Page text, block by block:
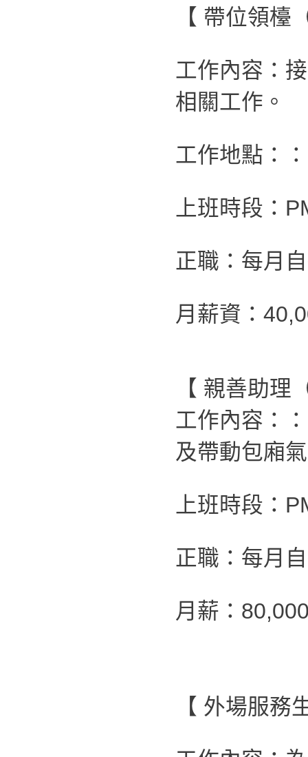
【 帶位領檯
工作內容：
相關工作。
工作地點：
上班時段：
正職：每月
月薪資：
【 親善助理
工作內容：
及帶動包廂
上班時段：
正職：每月
月薪：
【 外場服務